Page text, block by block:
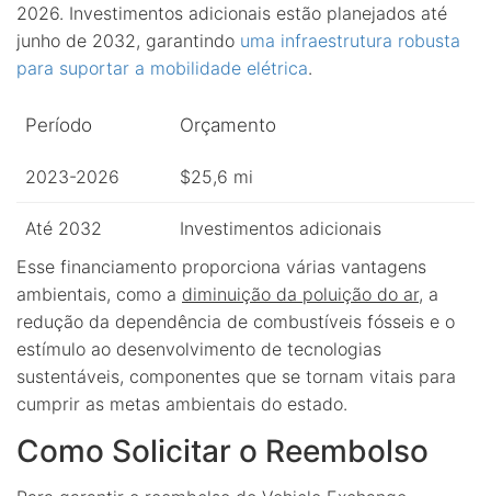
2026. Investimentos adicionais estão planejados até
junho de 2032, garantindo uma infraestrutura robusta
para suportar a mobilidade elétrica.
Período Orçamento
2023-2026 $25,6 mi
Até 2032
Investimentos adicionais
Esse financiamento proporciona várias vantagens
ambientais, como a diminuição da poluição do ar, a
redução da dependência de combustíveis fósseis e o
estímulo ao desenvolvimento de tecnologias
sustentáveis, componentes que se tornam vitais para
cumprir as metas ambientais do estado.
Como Solicitar o Reembolso